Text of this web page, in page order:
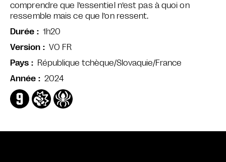
comprendre que l’essentiel n’est pas à quoi on
ressemble mais ce que l’on ressent.
Durée
1h20
Version
VO FR
Pays
République tchèque/Slovaquie/France
Année
2024